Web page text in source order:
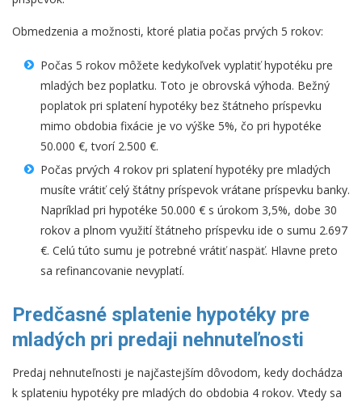
Obmedzenia a možnosti, ktoré platia počas prvých 5 rokov:
Počas 5 rokov môžete kedykoľvek vyplatiť hypotéku pre
mladých bez poplatku. Toto je obrovská výhoda. Bežný
poplatok pri splatení hypotéky bez štátneho príspevku
mimo obdobia fixácie je vo výške 5%, čo pri hypotéke
50.000 €, tvorí 2.500 €.
Počas prvých 4 rokov pri splatení hypotéky pre mladých
musíte vrátiť celý štátny príspevok vrátane príspevku banky.
Napríklad pri hypotéke 50.000 € s úrokom 3,5%, dobe 30
rokov a plnom využití štátneho príspevku ide o sumu 2.697
€. Celú túto sumu je potrebné vrátiť naspäť. Hlavne preto
sa refinancovanie nevyplatí.
Predčasné splatenie hypotéky pre
mladých pri predaji nehnuteľnosti
Predaj nehnuteľnosti je najčastejším dôvodom, kedy dochádza
k splateniu hypotéky pre mladých do obdobia 4 rokov. Vtedy sa